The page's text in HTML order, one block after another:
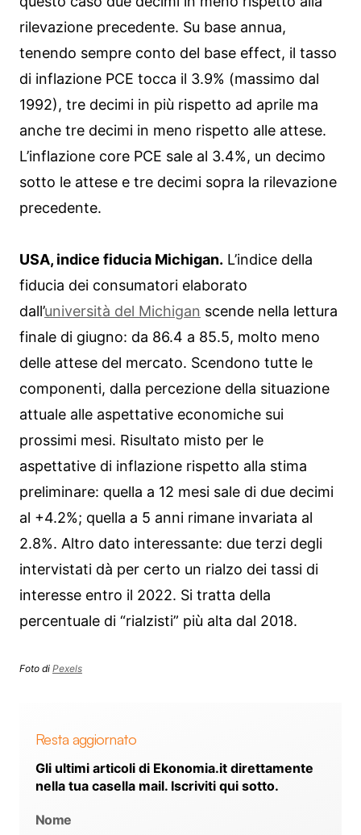
rilevazione precedente. Su base annua,
tenendo sempre conto del base effect, il tasso
di inflazione PCE tocca il 3.9% (massimo dal
1992), tre decimi in più rispetto ad aprile ma
anche tre decimi in meno rispetto alle attese.
L’inflazione core PCE sale al 3.4%, un decimo
sotto le attese e tre decimi sopra la rilevazione
precedente.
USA, indice fiducia Michigan. L’indice della
fiducia dei consumatori elaborato
dall’università del Michigan scende nella lettura
finale di giugno: da 86.4 a 85.5, molto meno
delle attese del mercato. Scendono tutte le
componenti, dalla percezione della situazione
attuale alle aspettative economiche sui
prossimi mesi. Risultato misto per le
aspettative di inflazione rispetto alla stima
preliminare: quella a 12 mesi sale di due decimi
al +4.2%; quella a 5 anni rimane invariata al
2.8%. Altro dato interessante: due terzi degli
intervistati dà per certo un rialzo dei tassi di
interesse entro il 2022. Si tratta della
percentuale di “rialzisti” più alta dal 2018.
Foto di Pexels
Resta aggiornato
Gli ultimi articoli di Ekonomia.it direttamente
nella tua casella mail. Iscriviti qui sotto.
Nome